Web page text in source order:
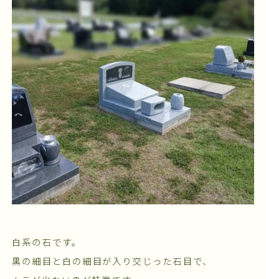
白系の石です。
黒の細目と白の細目が入り交じった石目で、